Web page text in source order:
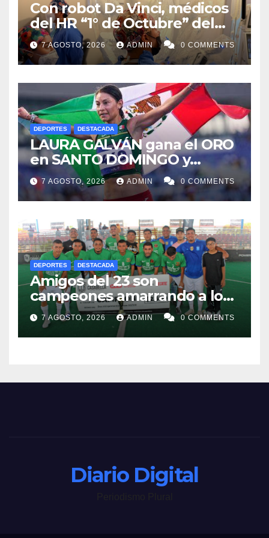
Con robot Da Vinci, médicos
del HR “1° de Octubre” del
ISSSTE retiran tumor renal a
paciente de 72 años
7 AGOSTO, 2026 ADMIN 0 COMMENTS
DEPORTES DESTACADA
LAURA GALVÁN gana el ORO
en SANTO DOMINGO y
dedica Medalla a sus padres
fallecidos
7 AGOSTO, 2026 ADMIN 0 COMMENTS
DEPORTES DESTACADA
Amigos del 23 son
campeones amarrando a los
“Perros Bravos”
7 AGOSTO, 2026 ADMIN 0 COMMENTS
Diario Digital